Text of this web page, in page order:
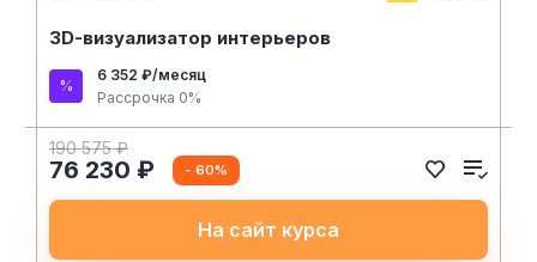
3D-визуализатор интерьеров
6 352 ₽/месяц
Рассрочка 0%
190 575 ₽
76 230 ₽ - 60%
На сайт курса